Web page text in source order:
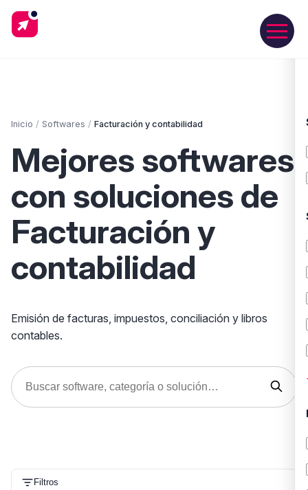
Inicio / Softwares / Facturación y contabilidad
Mejores softwares
con soluciones de
Facturación y
contabilidad
Emisión de facturas, impuestos, conciliación y libros
contables.
Filtros